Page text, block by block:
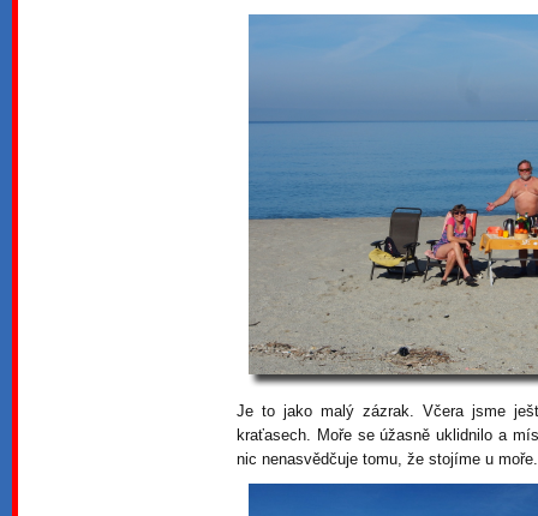
Je to jako malý zázrak. Včera jsme
kraťasech. Moře se úžasně uklidnilo a
nic nenasvědčuje tomu, že stojíme u moře.